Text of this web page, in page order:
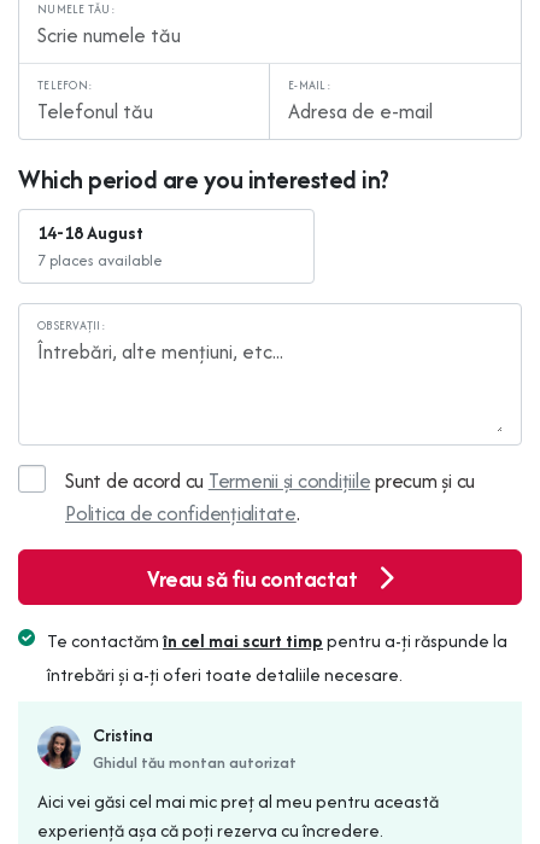
NUMELE TĂU:
TELEFON: E-MAIL:
Which period are you interested in?
14-18 August
7 places available
OBSERVAȚII:
Sunt de acord cu Termenii și condițiileprecum și cu
Politica de confidențialitate.
Vreau să fiu contactat
Te contactămîn cel mai scurt timppentru a-ți răspunde la
întrebări și a-ți oferi toate detaliile necesare.
Cristina
Ghidul tău montan autorizat
Aici vei găsi cel mai mic preț al meu pentru această
experiență așa că poți rezerva cu încredere.